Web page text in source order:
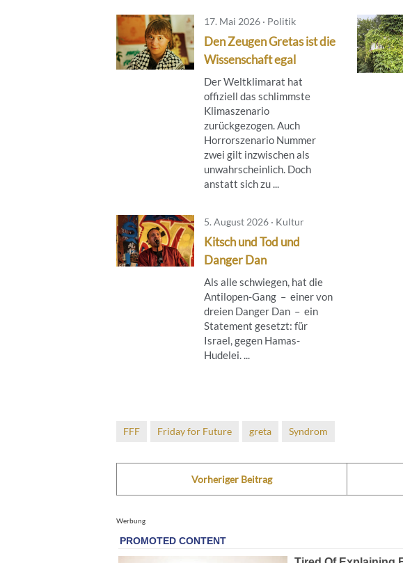
17. Mai 2026 · Politik
Den Zeugen Gretas ist die
Wissenschaft egal
Der Weltklimarat hat
offiziell das schlimmste
Klimaszenario
zurückgezogen. Auch
Horrorszenario Nummer
zwei gilt inzwischen als
unwahrscheinlich. Doch
anstatt sich zu ...
5. August 2026 · Kultur
Kitsch und Tod und
Danger Dan
Als alle schwiegen, hat die
Antilopen-Gang – einer von
dreien Danger Dan – ein
Statement gesetzt: für
Israel, gegen Hamas-
Hudelei. ...
FFF Friday for Future greta Syndrom
Vorheriger Beitrag
Werbung